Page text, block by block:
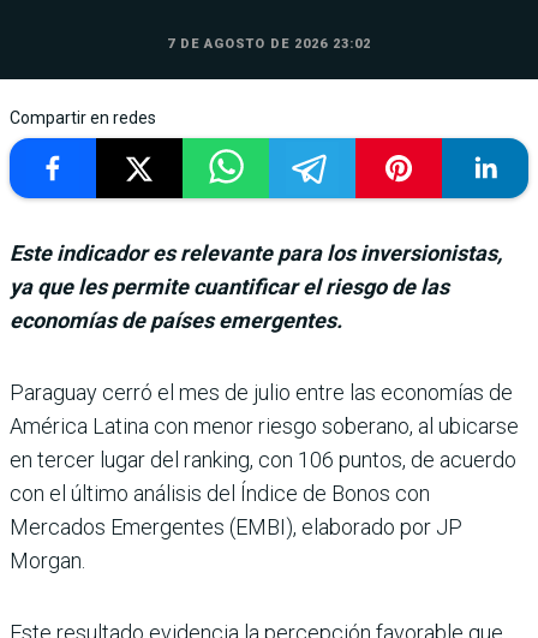
7 DE AGOSTO DE 2026 23:02
Compartir en redes
Este indicador es relevante para los inversionistas,
ya que les permite cuantificar el riesgo de las
economías de países emergentes.
Paraguay cerró el mes de julio entre las eco­nomías de
América Latina con menor riesgo soberano, al ubicarse
en ter­cer lugar del ranking, con 106 puntos, de acuerdo
con el último análisis del Índice de Bonos con
Mercados Emer­gentes (EMBI), elaborado por JP
Morgan.
Este resultado evidencia la percepción favorable que